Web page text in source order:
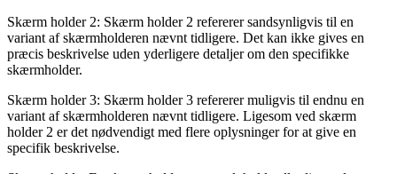
Skærm holder 2: Skærm holder 2 refererer sandsynligvis til en
variant af skærmholderen nævnt tidligere. Det kan ikke gives en
præcis beskrivelse uden yderligere detaljer om den specifikke
skærmholder.
Skærm holder 3: Skærm holder 3 refererer muligvis til endnu en
variant af skærmholderen nævnt tidligere. Ligesom ved skærm
holder 2 er det nødvendigt med flere oplysninger for at give en
specifik beskrivelse.